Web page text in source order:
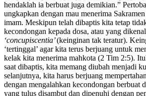
hendaklah ia berbuat juga demikian.”
ungkapkan dengan mau menerima
imam. Meskipun telah dibaptis kita tetap
kecondongan kepada dosa, atau yang
‘concupiscentia’(keinginan tak teratur).
‘tertinggal’ agar kita terus berjuang untuk
kelak kita menerima mahkota (2 Tim 2:5).
saat dibaptis, kita memang diubah menjadi
selanjutnya, kita harus berjuang
dengan mengalahkan kecondongan berbuat
yang tulus disambut dan dipenuhi dengan